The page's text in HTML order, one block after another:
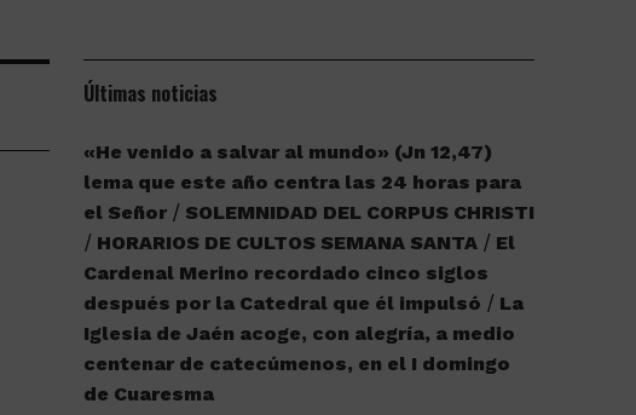
Últimas noticias
«He venido a salvar al mundo» (Jn 12,47)
lema que este año centra las 24 horas para
el Señor
SOLEMNIDAD DEL CORPUS CHRISTI
HORARIOS DE CULTOS SEMANA SANTA
El
Cardenal Merino recordado cinco siglos
después por la Catedral que él impulsó
La
Iglesia de Jaén acoge, con alegría, a medio
centenar de catecúmenos, en el I domingo
de Cuaresma